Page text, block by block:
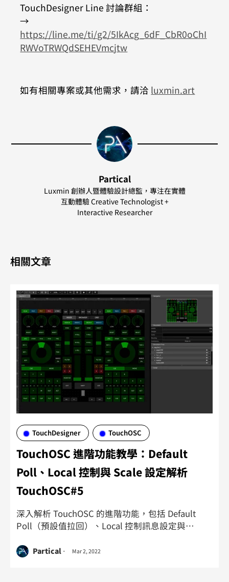
TouchDesigner Line 討論群組：
→
https://line.me/ti/g2/5IkAcg_6dF_CbR0oChI
RWVoTRWQdSEHEVmcjtw
如有相關專案或其他需求，請洽 luxmin.art
Partical
Luxmin 創辦人暨體驗設計總監，專注在實體
互動體驗 Creative Technologist +
Interactive Researcher
相關文章
TouchDesigner TouchOSC
TouchOSC 進階功能教學：Default
Poll、Local 控制與 Scale 設定解析
TouchOSC#5
Partical Mar 2, 2022
深入解析 TouchOSC 的進階功能，包括 Default
Poll（預設值拉回）、Local 控制訊息設定與
控制介面。